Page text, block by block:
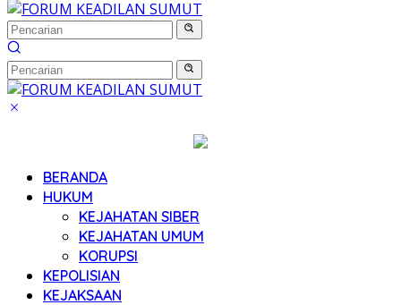
BERANDA
HUKUM
KEJAHATAN SIBER
KEJAHATAN UMUM
KORUPSI
KEPOLISIAN
KEJAKSAAN